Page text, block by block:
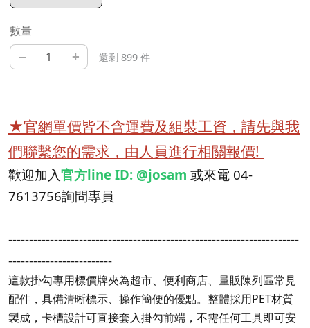
數量
– + 還剩 899 件
★官網單價皆不含運費及組裝工資，請先與我
們聯繫您的需求，由人員進行相關報價!
歡迎加入官方line ID: @josam 或來電 04-
7613756詢問專員
----------------------------------------------------------------------
-------------------------
這款掛勾專用標價牌夾為超市、便利商店、量販陳列區常見
配件，具備清晰標示、操作簡便的優點。整體採用PET材質
製成，卡槽設計可直接套入掛勾前端，不需任何工具即可安